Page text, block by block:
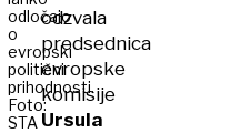
odločajo
o
evropski
politični
prihodnosti.
Foto:
STA
odzvala
predsednica
evropske
komisije
Ursula